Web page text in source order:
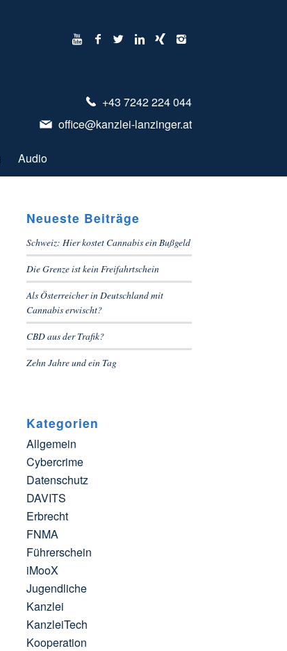
+43 7242 224 044
office@kanzlei-lanzinger.at
Audio
Neueste Beiträge
Schweiz: Hier kostet Cannabis ein Bußgeld
Die Grenze ist kein Freifahrtschein
Als Österreicher in Deutschland mit
Cannabis erwischt?
CBD aus der Trafik?
Zehn Jahre und ein Tag
Kategorien
Allgemein
Cybercrime
Datenschutz
DAVITS
Erbrecht
FNMA
Führerschein
iMooX
Jugendliche
Kanzlei
KanzleiTech
Kooperation